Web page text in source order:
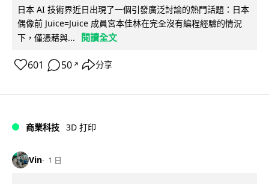
日本 AI 技術界近日出現了一個引發廣泛討論的熱門話題：日本
偶像前 Juice=Juice 成員宮本佳林在完全沒有編程經驗的情況
下，僅憑藉與...
閱讀全文
601 50 ↗ 分享
商業科技 3D 打印
Vin 1 日